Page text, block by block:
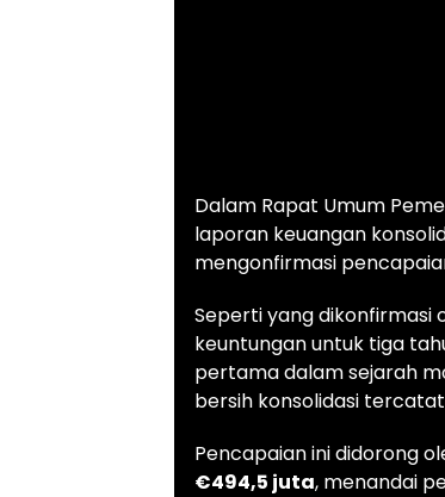
Dalam Rapat Umum
laporan keuangan
mengonfirmasi
Seperti yang dikonfirmasi
keuntungan untuk tiga
pertama dalam sejarah
bersih konsolidasi
Pencapaian ini didorong
€494,5 juta, menandai